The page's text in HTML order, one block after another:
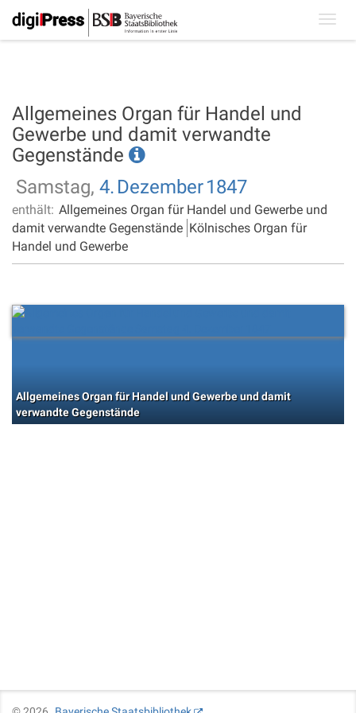
Allgemeines Organ für Handel und
Gewerbe und damit verwandte
Gegenstände
Samstag, 4. Dezember1847
enthält: Allgemeines Organ für Handel und Gewerbe und
damit verwandte Gegenstände Kölnisches Organ für
Handel und Gewerbe
Allgemeines Organ für Handel und Gewerbe und damit
verwandte Gegenstände